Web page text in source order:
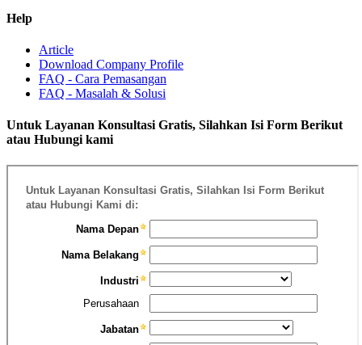
Help
Article
Download Company Profile
FAQ - Cara Pemasangan
FAQ - Masalah & Solusi
Untuk Layanan Konsultasi Gratis, Silahkan Isi Form Berikut
atau Hubungi kami